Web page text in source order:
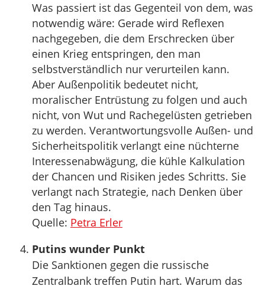
Was passiert ist das Gegenteil von dem, was
notwendig wäre: Gerade wird Reflexen
nachgegeben, die dem Erschrecken über
einen Krieg entspringen, den man
selbstverständlich nur verurteilen kann.
Aber Außenpolitik bedeutet nicht,
moralischer Entrüstung zu folgen und auch
nicht, von Wut und Rachegelüsten getrieben
zu werden. Verantwortungsvolle Außen- und
Sicherheitspolitik verlangt eine nüchterne
Interessenabwägung, die kühle Kalkulation
der Chancen und Risiken jedes Schritts. Sie
verlangt nach Strategie, nach Denken über
den Tag hinaus.
Quelle: Petra Erler
Putins wunder Punkt
Die Sanktionen gegen die russische
Zentralbank treffen Putin hart. Warum das